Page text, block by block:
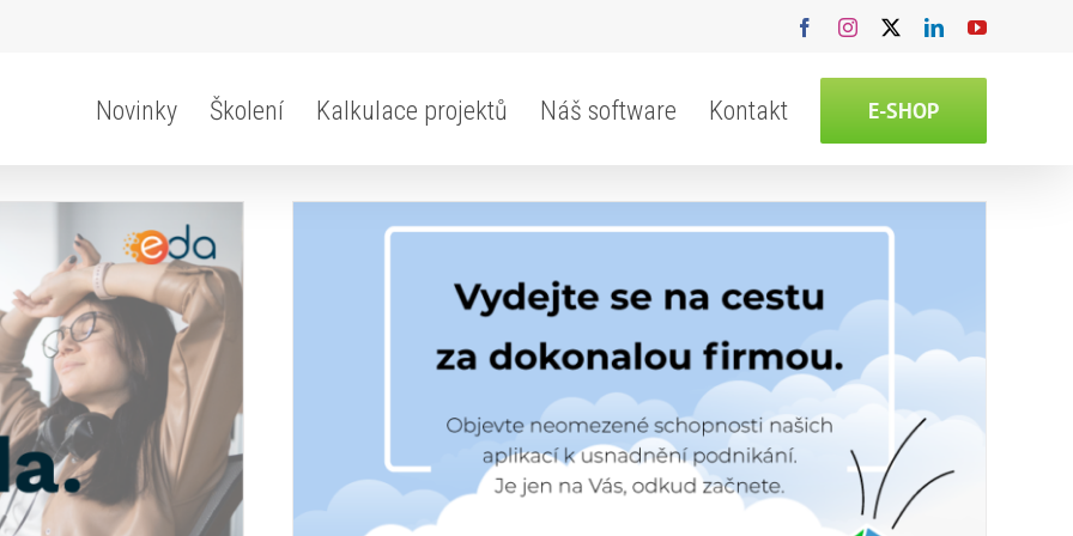
FacebookInstagram LinkedInYouTube
Novinky Školení Kalkulace projektů Náš software Kontakt E-SHOP